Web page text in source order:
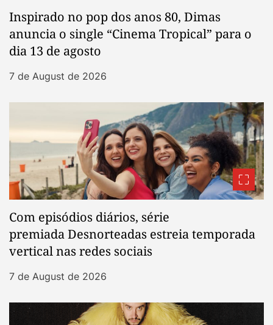
Inspirado no pop dos anos 80, Dimas
anuncia o single “Cinema Tropical” para o
dia 13 de agosto
7 de August de 2026
Com episódios diários, série
premiada Desnorteadas estreia temporada
vertical nas redes sociais
7 de August de 2026